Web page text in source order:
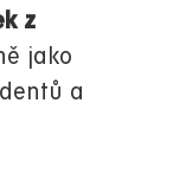
z
jako
a